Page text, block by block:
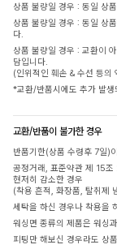
상품 불량일 경우 : 동일 상
상품 불량일 경우 : 동일 상
다.
상품 불량일 경우 : 교환이
담입니다.
(인위적인 훼손 & 수선 등의
*교환/반품시에도 추가 발생
교환/반품이 불가한 경우
반품기한(상품 수령후 7일)
공정거래, 표준약관 제 15
현저히 감소한 경우
(착용 흔적, 화장품, 탈취제
세탁을 하신 경우나 착용을
워싱면 종류의 제품은 워싱
피팅만 해보신 경우라도 상